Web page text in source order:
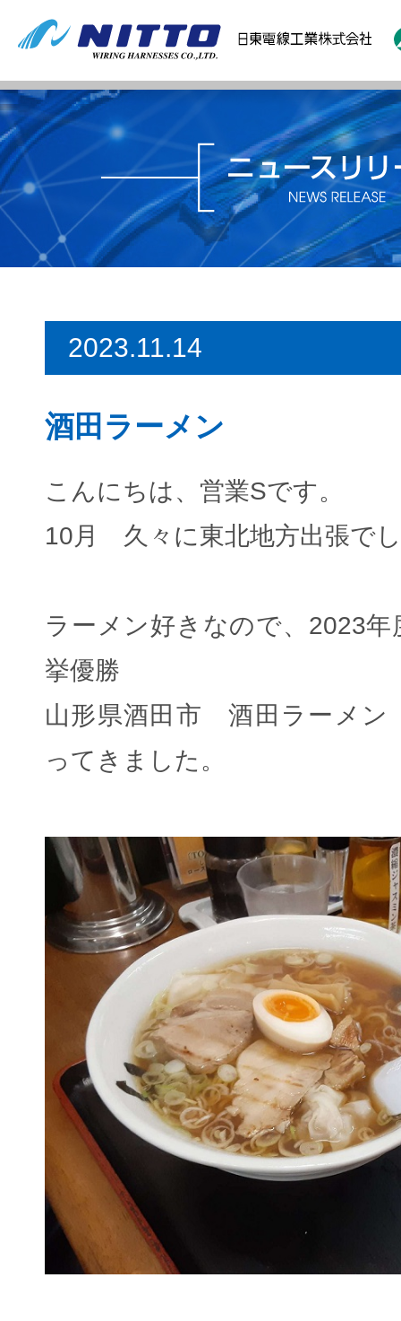
2023.11.14
酒田ラーメン
こんにちは、営業Sです。
10月 久々に東北地方出張で
ラーメン好きなので、2023
挙優勝
山形県酒田市 酒田ラーメ
ってきました。